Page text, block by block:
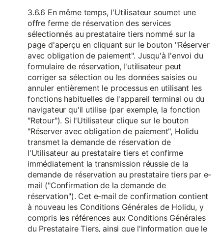
3.6.6 En même temps, l'Utilisateur soumet une
offre ferme de réservation des services
sélectionnés au prestataire tiers nommé sur la
page d'aperçu en cliquant sur le bouton "Réserver
avec obligation de paiement". Jusqu'à l'envoi du
formulaire de réservation, l'utilisateur peut
corriger sa sélection ou les données saisies ou
annuler entièrement le processus en utilisant les
fonctions habituelles de l'appareil terminal ou du
navigateur qu'il utilise (par exemple, la fonction
"Retour"). Si l'Utilisateur clique sur le bouton
"Réserver avec obligation de paiement", Holidu
transmet la demande de réservation de
l'Utilisateur au prestataire tiers et confirme
immédiatement la transmission réussie de la
demande de réservation au prestataire tiers par e-
mail ("Confirmation de la demande de
réservation"). Cet e-mail de confirmation contient
à nouveau les Conditions Générales de Holidu, y
compris les références aux Conditions Générales
du Prestataire Tiers, ainsi que l'information que le